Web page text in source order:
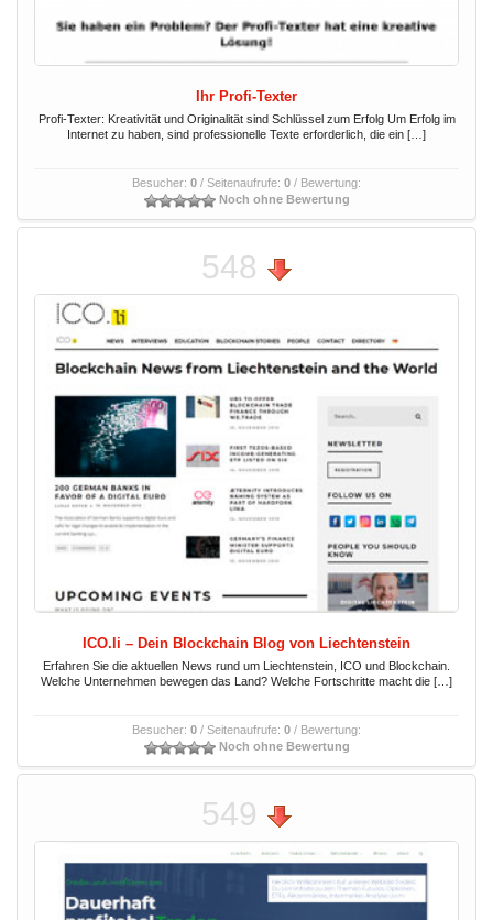
Ihr Profi-Texter
Profi-Texter: Kreativität und Originalität sind Schlüssel zum Erfolg Um Erfolg im
Internet zu haben, sind professionelle Texte erforderlich, die ein […]
Besucher: 0 / Seitenaufrufe: 0 / Bewertung:
Noch ohne Bewertung
548
ICO.li – Dein Blockchain Blog von Liechtenstein
Erfahren Sie die aktuellen News rund um Liechtenstein, ICO und Blockchain.
Welche Unternehmen bewegen das Land? Welche Fortschritte macht die […]
Besucher: 0 / Seitenaufrufe: 0 / Bewertung:
Noch ohne Bewertung
549